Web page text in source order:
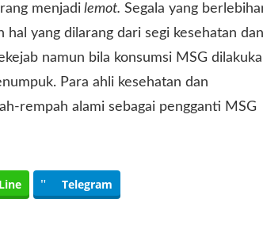
menjadi lemot. Segala yang
yang dilarang dari segi kesehatan dan
namun bila konsumsi MSG
Para ahli kesehatan dan
rempah alami sebagai pengganti MSG
Line Telegram